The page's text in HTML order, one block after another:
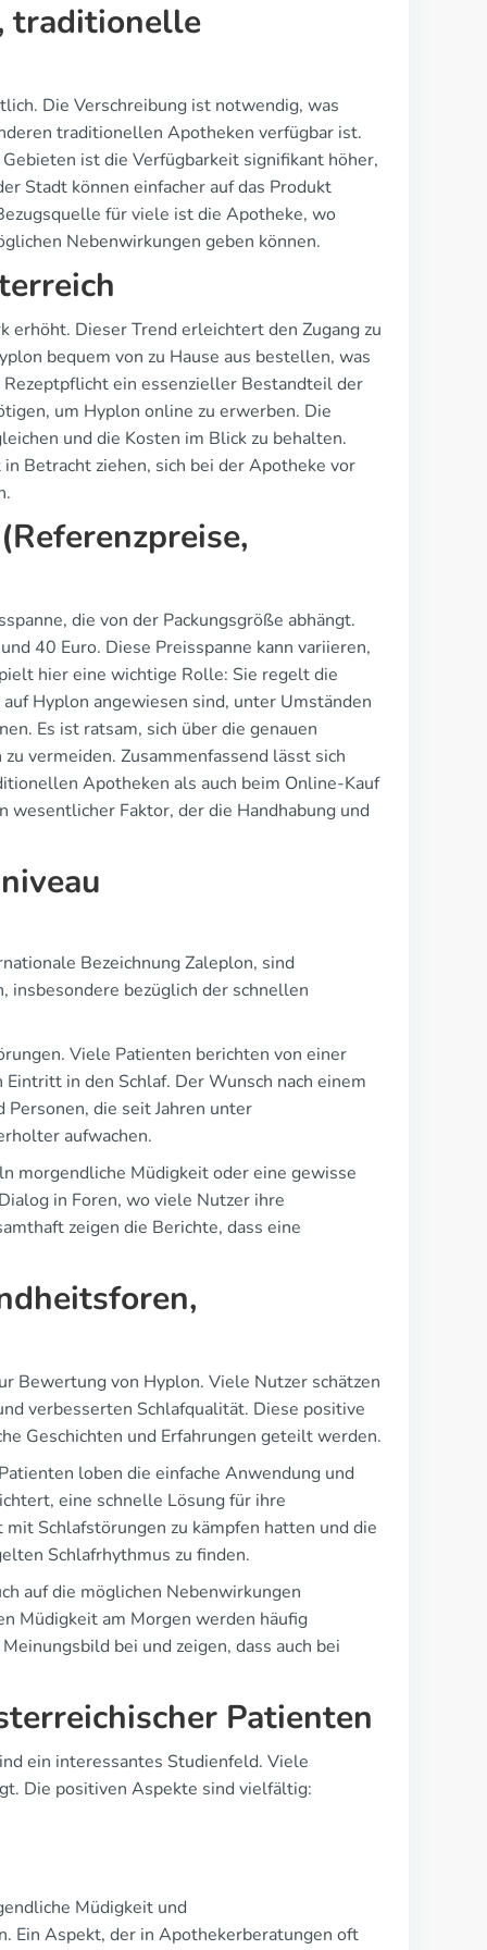
traditionelle
Die Verschreibung ist notwendig, was
traditionellen Apotheken verfügbar ist.
ist die Verfügbarkeit signifikant höher,
Stadt können einfacher auf das Produkt
für viele ist die Apotheke, wo
Nebenwirkungen geben können.
erhöht. Dieser Trend erleichtert den Zugang zu
bequem von zu Hause aus bestellen, was
ein essenzieller Bestandteil der
um Hyplon online zu erwerben. Die
und die Kosten im Blick zu behalten.
Betracht ziehen, sich bei der Apotheke vor
die von der Packungsgröße abhängt.
40 Euro. Diese Preisspanne kann variieren,
hier eine wichtige Rolle: Sie regelt die
Hyplon angewiesen sind, unter Umständen
Es ist ratsam, sich über die genauen
vermeiden. Zusammenfassend lässt sich
Apotheken als auch beim Online-Kauf
Faktor, der die Handhabung und
Bezeichnung Zaleplon, sind
insbesondere bezüglich der schnellen
Viele Patienten berichten von einer
in den Schlaf. Der Wunsch nach einem
die seit Jahren unter
aufwachen.
morgendliche Müdigkeit oder eine gewisse
in Foren, wo viele Nutzer ihre
zeigen die Berichte, dass eine
Bewertung von Hyplon. Viele Nutzer schätzen
verbesserten Schlafqualität. Diese positive
Geschichten und Erfahrungen geteilt werden.
loben die einfache Anwendung und
eine schnelle Lösung für ihre
Schlafstörungen zu kämpfen hatten und die
Schlafrhythmus zu finden.
auf die möglichen Nebenwirkungen
Müdigkeit am Morgen werden häufig
bei und zeigen, dass auch bei
Patienten
ein interessantes Studienfeld. Viele
Die positiven Aspekte sind vielfältig:
Müdigkeit und
Ein Aspekt, der in Apothekerberatungen oft